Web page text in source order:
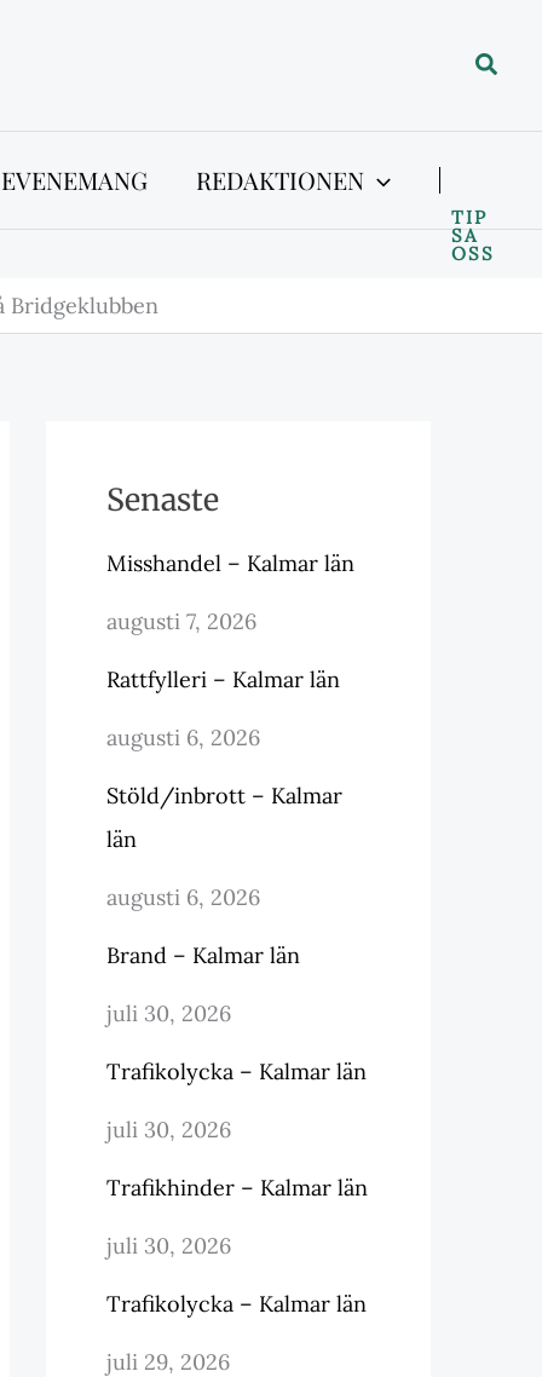
Sök
REDAKTIONEN
TIP
SA
OSS
Bridgeklubben
Senaste
Misshandel – Kalmar län
augusti 7, 2026
Rattfylleri – Kalmar län
augusti 6, 2026
Stöld/inbrott – Kalmar
län
augusti 6, 2026
Brand – Kalmar län
juli 30, 2026
Trafikolycka – Kalmar län
juli 30, 2026
Trafikhinder – Kalmar län
juli 30, 2026
Trafikolycka – Kalmar län
juli 29, 2026